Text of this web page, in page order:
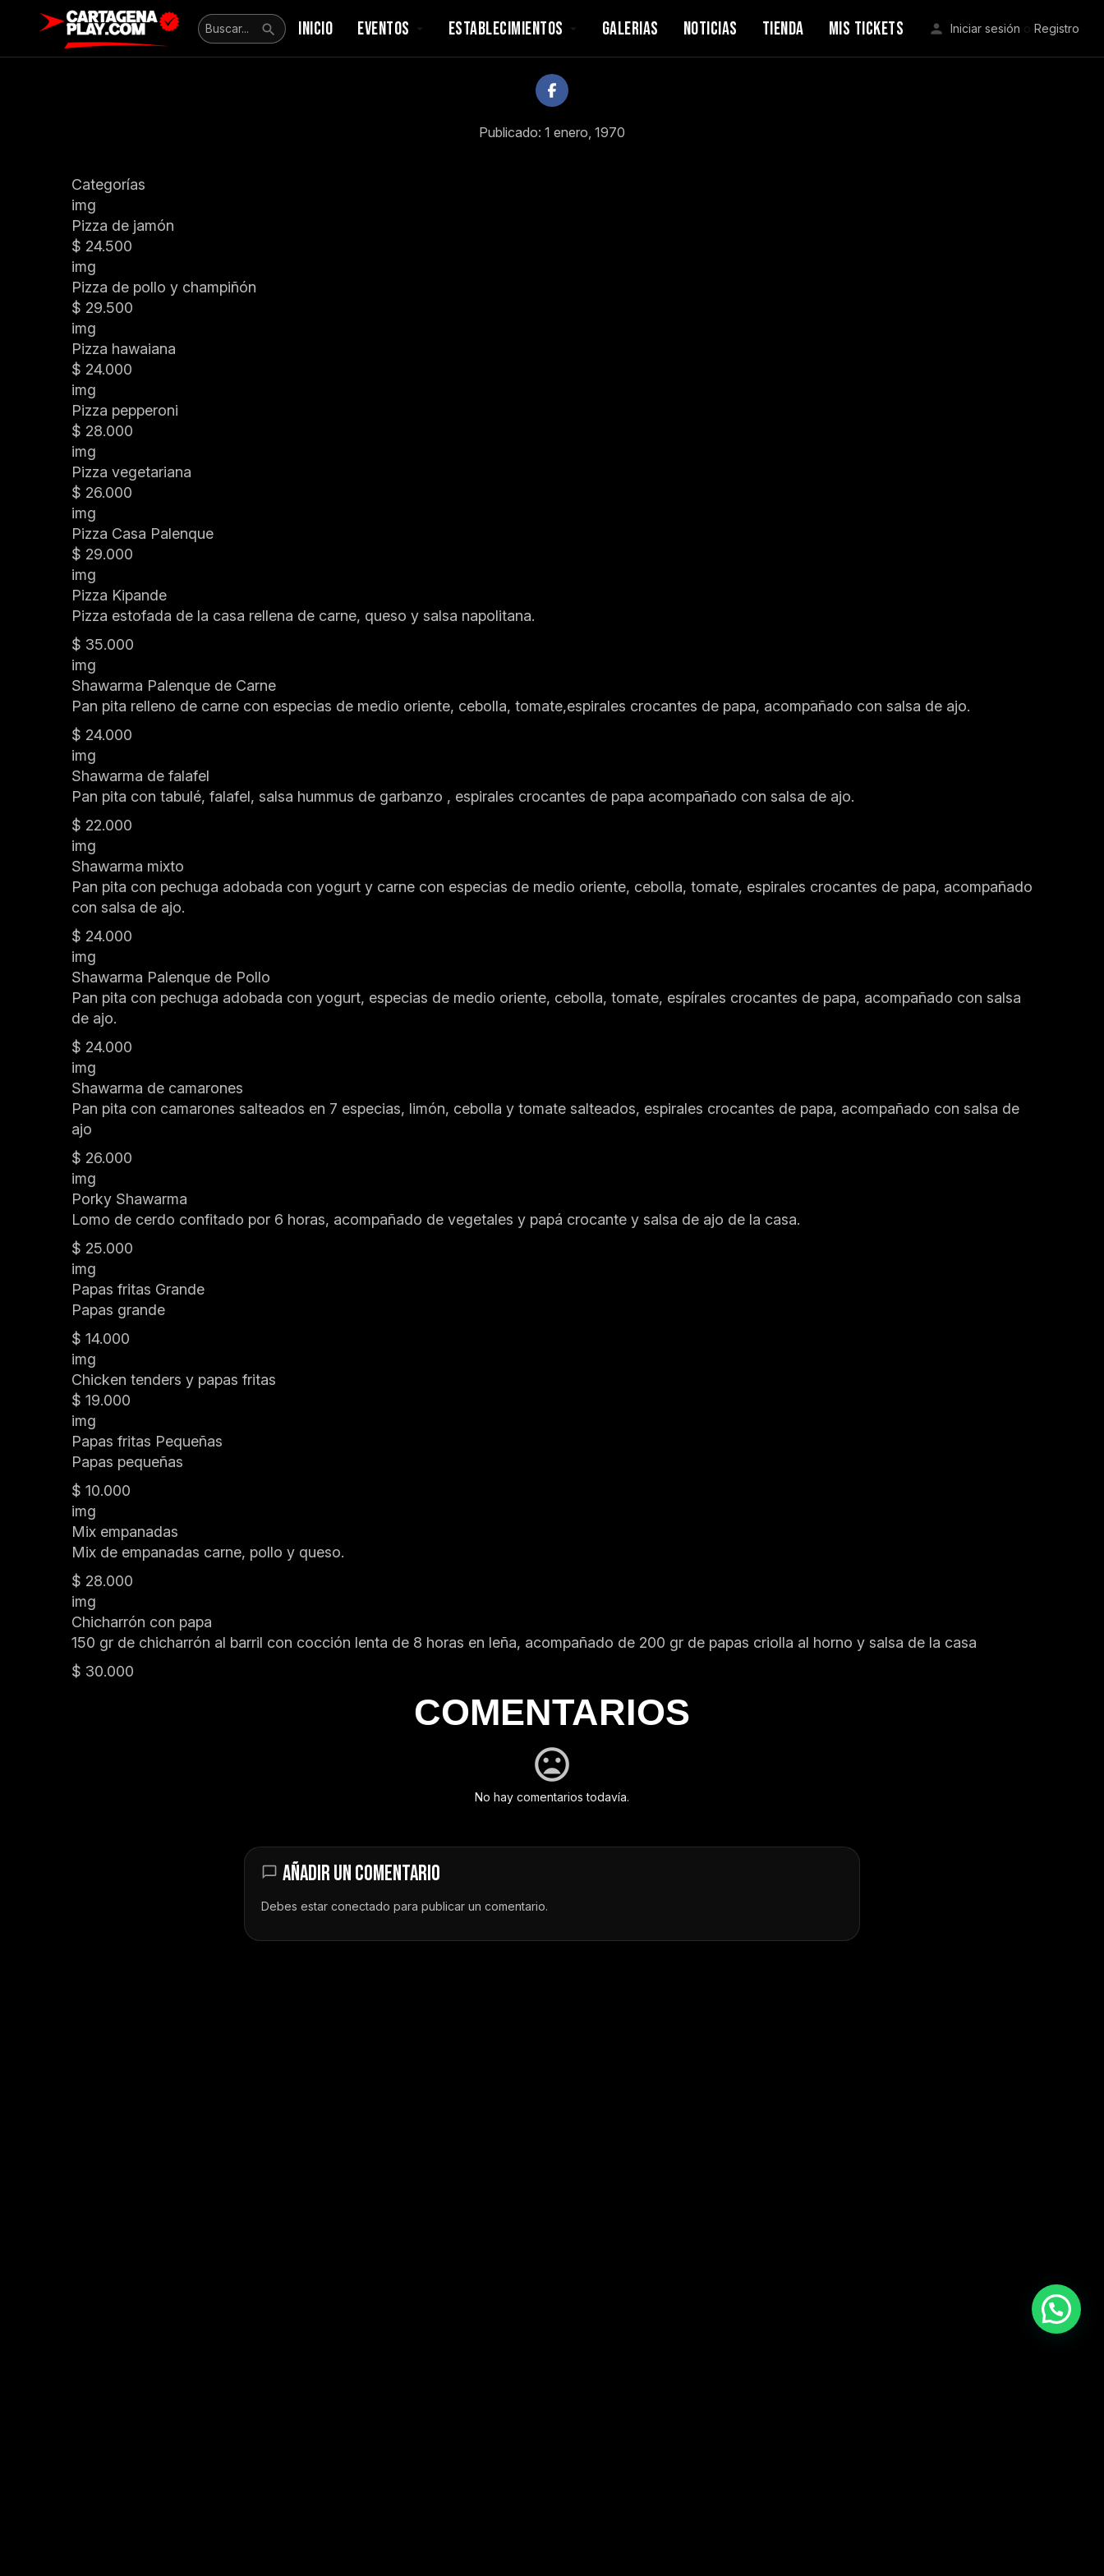
INICIO EVENTOS ESTABLECIMIENTOS GALERIAS NOTICIAS TIENDA MIS TICKETS Iniciar sesión o Registro
Publicado: 1 enero, 1970
Categorías
img
Pizza de jamón
$ 24.500
img
Pizza de pollo y champiñón
$ 29.500
img
Pizza hawaiana
$ 24.000
img
Pizza pepperoni
$ 28.000
img
Pizza vegetariana
$ 26.000
img
Pizza Casa Palenque
$ 29.000
img
Pizza Kipande
Pizza estofada de la casa rellena de carne, queso y salsa napolitana.
$ 35.000
img
Shawarma Palenque de Carne
Pan pita relleno de carne con especias de medio oriente, cebolla, tomate,espirales crocantes de papa, acompañado con salsa de ajo.
$ 24.000
img
Shawarma de falafel
Pan pita con tabulé, falafel, salsa hummus de garbanzo , espirales crocantes de papa acompañado con salsa de ajo.
$ 22.000
img
Shawarma mixto
Pan pita con pechuga adobada con yogurt y carne con especias de medio oriente, cebolla, tomate, espirales crocantes de papa, acompañado
con salsa de ajo.
$ 24.000
img
Shawarma Palenque de Pollo
Pan pita con pechuga adobada con yogurt, especias de medio oriente, cebolla, tomate, espírales crocantes de papa, acompañado con salsa
de ajo.
$ 24.000
img
Shawarma de camarones
Pan pita con camarones salteados en 7 especias, limón, cebolla y tomate salteados, espirales crocantes de papa, acompañado con salsa de
ajo
$ 26.000
img
Porky Shawarma
Lomo de cerdo confitado por 6 horas, acompañado de vegetales y papá crocante y salsa de ajo de la casa.
$ 25.000
img
Papas fritas Grande
Papas grande
$ 14.000
img
Chicken tenders y papas fritas
$ 19.000
img
Papas fritas Pequeñas
Papas pequeñas
$ 10.000
img
Mix empanadas
Mix de empanadas carne, pollo y queso.
$ 28.000
img
Chicharrón con papa
150 gr de chicharrón al barril con cocción lenta de 8 horas en leña, acompañado de 200 gr de papas criolla al horno y salsa de la casa
$ 30.000
COMENTARIOS
No hay comentarios todavía.
AÑADIR UN COMENTARIO
Debes estar conectado para publicar un comentario.